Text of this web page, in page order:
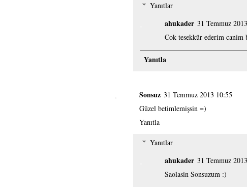
Yanıtlar
ahukader 31 Temmuz
Cok tesekkür ederim canim
Yanıtla
Sonsuz 31 Temmuz 2013 10:55
Güzel betimlemişsin =)
Yanıtla
Yanıtlar
ahukader 31 Temmuz
Saolasin Sonsuzum :)